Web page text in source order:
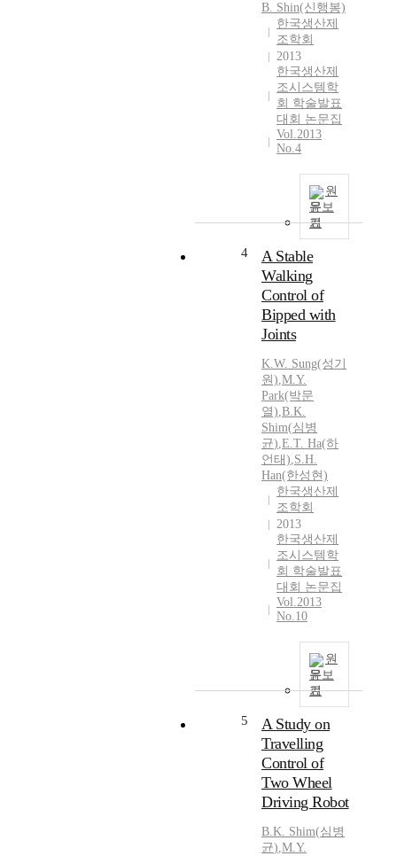
B. Shin(신행봉)
한국생산제
조학회
2013
한국생산제
조시스템학
회 학술발표
대회 논문집
Vol.2013
No.4
원
문보
기
4
A Stable
Walking
Control of
Bipped with
Joints
K.W. Sung(성기
원),M.Y.
Park(박문
열),B.K.
Shim(심병
균),E.T. Ha(하
언태),S.H.
Han(한성현)
한국생산제
조학회
2013
한국생산제
조시스템학
회 학술발표
대회 논문집
Vol.2013
No.10
원
문보
기
5
A Study on
Travelling
Control of
Two Wheel
Driving Robot
B.K. Shim(심병
균),M.Y.